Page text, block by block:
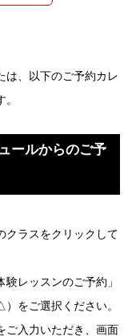
は、以下のご予約カレ
ールからのご予
ラスをクリックして
レッスンのご予約」
をご選択ください。
ご入力いただき、画面